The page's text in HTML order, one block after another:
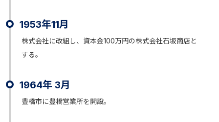
1953年11月
株式会社に改組し、資本金100万円の株式会社石坂商店と
する。
1964年 3月
豊橋市に豊橋営業所を開設。